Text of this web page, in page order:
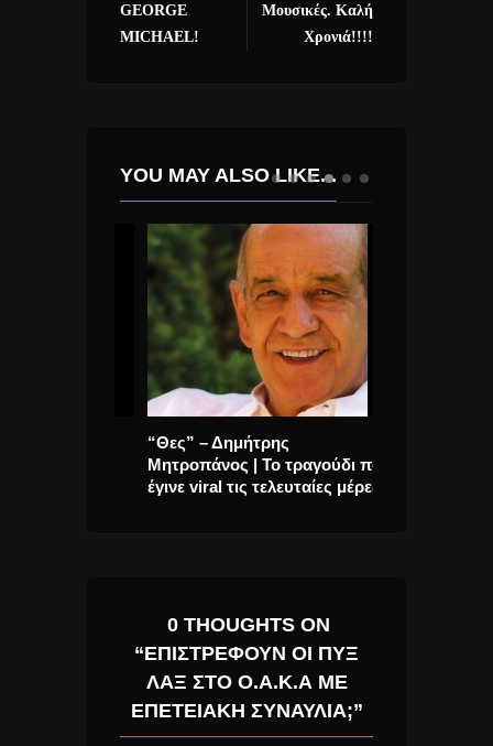
GEORGE
MICHAEL!
Μουσικές. Καλή
Χρονιά!!!!
YOU MAY ALSO LIKE...
“Θες” – Δημήτρης
Μητροπάνος | Το τραγούδι που
έγινε viral τις τελευταίες μέρες
0 THOUGHTS ON
“ΕΠΙΣΤΡΈΦΟΥΝ ΟΙ ΠΥΞ
ΛΑΞ ΣΤΟ Ο.Α.Κ.Α ΜΕ
ΕΠΕΤΕΙΑΚΉ ΣΥΝΑΥΛΊΑ;”